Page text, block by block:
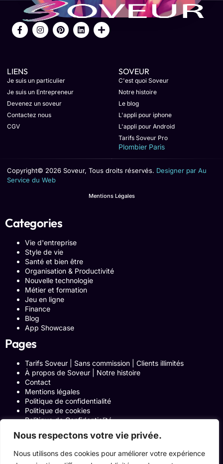
Nous respectons votre vie privée.
Nous utilisons des cookies pour améliorer votre expérience
LIENS
Je suis un particulier
Je suis un Entrepreneur
Devenez un soveur
Contactez nous
CGV
SOVEUR
C'est quoi Soveur
Notre histoire
Le blog
L'appli pour iphone
L'appli pour Android
Tarifs Soveur Pro
Plombier Paris
Copyright© 2026 Soveur, Tous droits réservés. Designer par Au
Service du Web
Mentions Légales
Categories
Vie d'entreprise
Style de vie
Santé et bien être
Organisation & Productivité
Nouvelle technologie
Métier et formation
Jeu en ligne
Finance
Blog
App Showcase
Pages
Tarifs Soveur | Sans commission | Clients illimités
À propos de Soveur | Notre histoire
Contact
Mentions légales
Politique de confidentialité
Politique de cookies
Politique de Confidentialité
Blog
Programme Affiliation